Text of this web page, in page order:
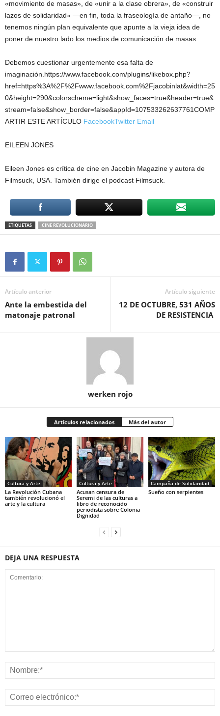
«movimiento de masas», de «unir a la clase obrera», de «construir
lazos de solidaridad» —en fin, toda la fraseología de antaño—, no
tenemos ningún plan equivalente que apunte a la vieja idea de
poner de nuestro lado los medios de comunicación de masas.
Debemos cuestionar urgentemente esa falta de
imaginación.https://www.facebook.com/plugins/likebox.php?
href=https%3A%2F%2Fwww.facebook.com%2Fjacobinlat&width=25
0&height=290&colorscheme=light&show_faces=true&header=true&
stream=false&show_border=false&appId=107533262637761COMP
ARTIR ESTE ARTÍCULO FacebookTwitter Email
EILEEN JONES
Eileen Jones es crítica de cine en Jacobin Magazine y autora de
Filmsuck, USA. También dirige el podcast Filmsuck.
ETIQUETAS CINE REVOLUCIONARIO
Artículo anterior
Ante la embestida del
matonaje patronal
Artículo siguiente
12 DE OCTUBRE, 531 AÑOS
DE RESISTENCIA
werken rojo
Artículos relacionados Más del autor
Cultura y Arte
La Revolución Cubana
también revolucionó el
arte y la cultura
Cultura y Arte
Acusan censura de
Seremi de las culturas a
libro de reconocido
periodista sobre Colonia
Dignidad
Campaña de Solidaridad
Sueño con serpientes
DEJA UNA RESPUESTA